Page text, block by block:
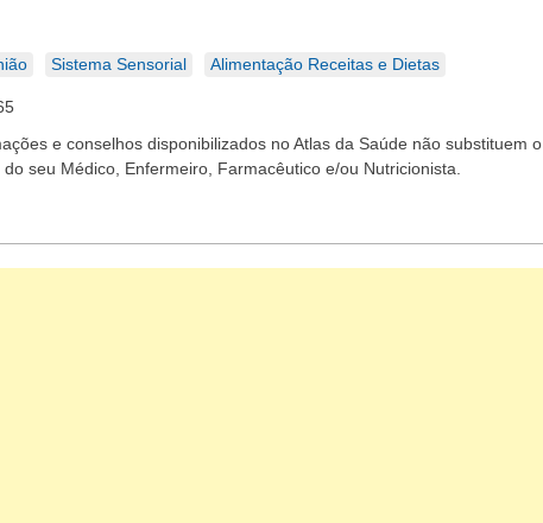
Sistema Sensorial Alimentação Receitas e Dietas
e conselhos disponibilizados no Atlas da Saúde não substituem o
seu Médico, Enfermeiro, Farmacêutico e/ou Nutricionista.